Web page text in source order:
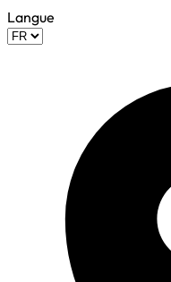
Langue